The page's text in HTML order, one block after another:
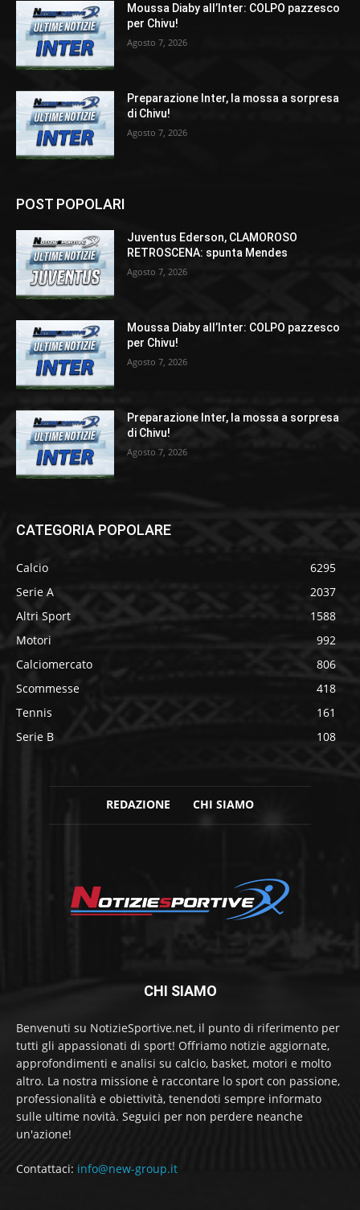
Moussa Diaby all’Inter: COLPO pazzesco
per Chivu!
Agosto 7, 2026
Preparazione Inter, la mossa a sorpresa
di Chivu!
Agosto 7, 2026
POST POPOLARI
Juventus Ederson, CLAMOROSO
RETROSCENA: spunta Mendes
Agosto 7, 2026
Moussa Diaby all’Inter: COLPO pazzesco
per Chivu!
Agosto 7, 2026
Preparazione Inter, la mossa a sorpresa
di Chivu!
Agosto 7, 2026
CATEGORIA POPOLARE
Calcio
6295
Serie A
2037
Altri Sport
1588
Motori
992
Calciomercato
806
Scommesse
418
Tennis
161
Serie B
108
REDAZIONE CHI SIAMO
CHI SIAMO
Benvenuti su NotizieSportive.net, il punto di riferimento per
tutti gli appassionati di sport! Offriamo notizie aggiornate,
approfondimenti e analisi su calcio, basket, motori e molto
altro. La nostra missione è raccontare lo sport con passione,
professionalità e obiettività, tenendoti sempre informato
sulle ultime novità. Seguici per non perdere neanche
un'azione!
Contattaci: info@new-group.it